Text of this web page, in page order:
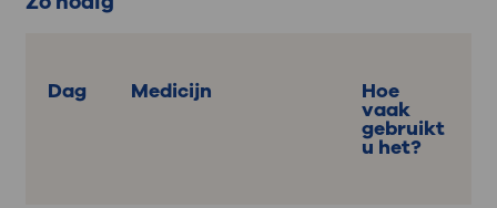
Dag Medicijn Hoe
vaak
gebruikt
u het?